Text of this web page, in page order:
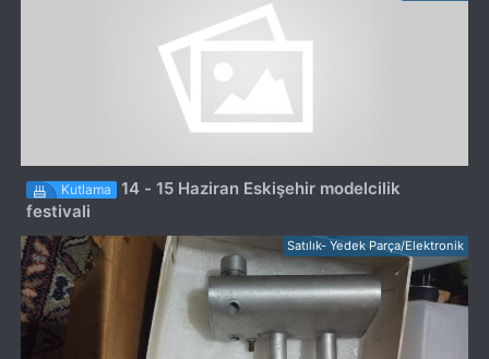
Kutlama
14 - 15 Haziran Eskişehir modelcilik
festivali
Satılık- Yedek Parça/Elektronik